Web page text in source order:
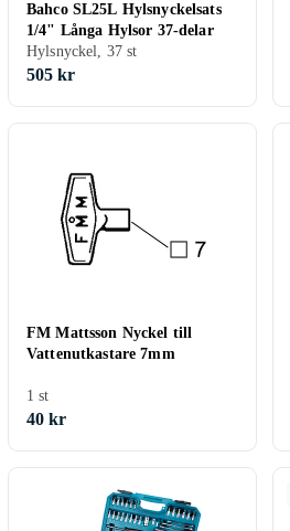
Bahco SL25L Hylsnyckelsats
1/4" Långa Hylsor 37-delar
Hylsnyckel, 37 st
505 kr
FM Mattsson Nyckel till
Vattenutkastare 7mm
1 st
40 kr